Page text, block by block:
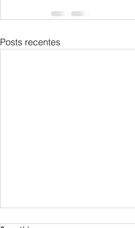
Posts recentes
O PAPEL DE LULA NO CONTROLE DA